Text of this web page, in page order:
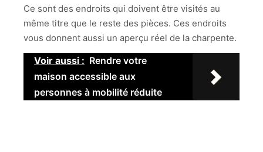
Ce sont des endroits qui doivent être visités au
même titre que le reste des pièces. Ces endroits
vous donnent aussi un aperçu réel de la charpente.
Voir aussi : Rendre votre
maison accessible aux
personnes à mobilité réduite